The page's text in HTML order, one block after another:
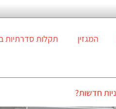
המגזין תקלות סדרתיות
חדשות?